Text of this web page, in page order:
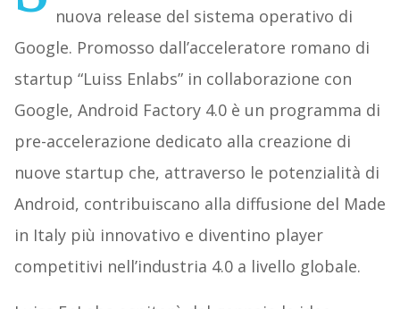
nuova release del sistema operativo di
Google. Promosso dall’acceleratore romano di
startup “Luiss Enlabs” in collaborazione con
Google, Android Factory 4.0 è un programma di
pre-accelerazione dedicato alla creazione di
nuove startup che, attraverso le potenzialità di
Android, contribuiscano alla diffusione del Made
in Italy più innovativo e diventino player
competitivi nell’industria 4.0 a livello globale.